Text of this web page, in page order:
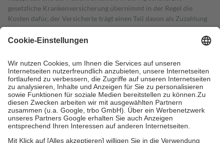
gesetzliche Krankenversicherung übernimmt in der Regel die
Kosten dafür, der Versicherte trägt einen Teil davon als Zuzahlung
mit.
Grundsätzlich leisten Mitglieder Zuzahlungen in Höhe von zehn
höchstens zehn Euro.
Es sind jedoch nie mehr als die tatsächlichen
Kosten der Leistung zu entrichten.
Diese Regeln gelten grundsätzlich auch für Online-Apotheken.
Bei Heilmitteln und häuslicher Krankenpflege beträgt die
Zuzahlung zehn Prozent der Kosten sowie zehn Euro je
Verordnung.
Um das Engagement der Versicherten für ihre eigene Gesundheit zu
stärken und die besondere Stellung der Familie zu unterstützen,